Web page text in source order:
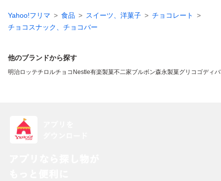
Yahoo!フリマ 食品 スイーツ、洋菓子
チョコレート
チョコスナック、チョコバー
他のブランドから探す
明治ロッテチロルチョコ Nestle有楽製菓不二家ブルボン森永製菓グリコ ゴディバ